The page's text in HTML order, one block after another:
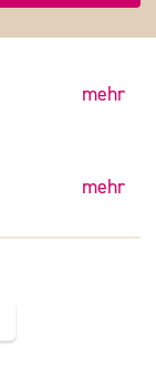
mehr
mehr